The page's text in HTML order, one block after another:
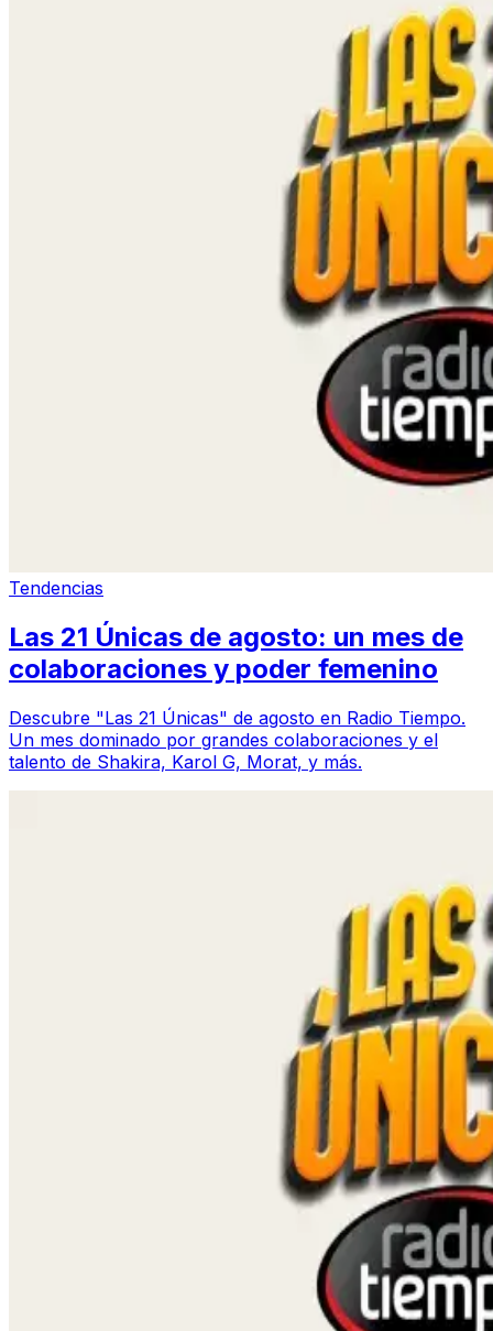
Tendencias
Las 21 Únicas de agosto: un mes de
colaboraciones y poder femenino
Descubre "Las 21 Únicas" de agosto en Radio Tiempo.
Un mes dominado por grandes colaboraciones y el
talento de Shakira, Karol G, Morat, y más.